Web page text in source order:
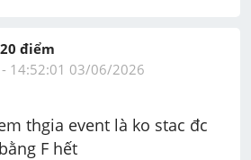
20 điểm
- 14:52:01 03/06/2026
thgia event là ko stac đc
F hết